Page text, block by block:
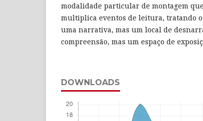
modalidade particular de montagem
multiplica eventos de leitura, tratando
uma narrativa, mas um local de
compreensão, mas um espaço de
DOWNLOADS